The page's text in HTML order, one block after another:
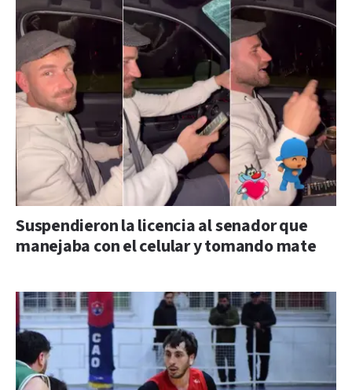
Suspendieron la licencia al senador que
manejaba con el celular y tomando mate